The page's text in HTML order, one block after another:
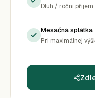
Dluh / roční příjem
Mesačná splátka
Pri maximálnej